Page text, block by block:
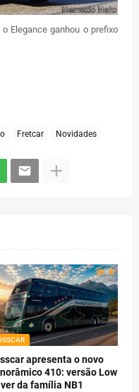
Elegance ganhou o prefixo
Fretcar Novidades
apresenta o novo
410: versão Low
da família NB1